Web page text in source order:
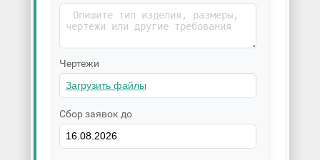
Чертежи
Сбор заявок до